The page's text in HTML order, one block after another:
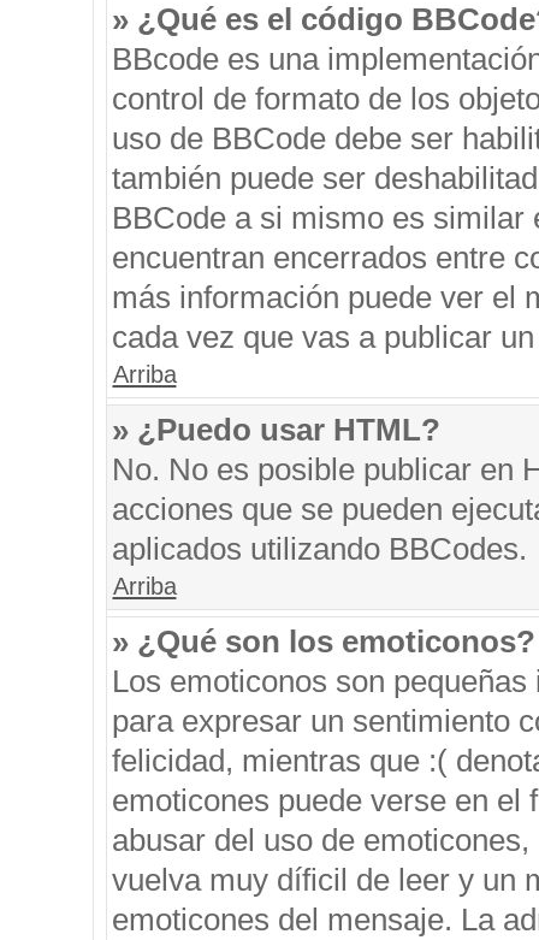
» ¿Qué es el código
BBcode es una
control de formato de los
uso de BBCode debe ser
también puede ser
BBCode a si mismo es
encuentran encerrados entre
más información puede ver el
cada vez que vas a publicar
Arriba
» ¿Puedo usar HTML?
No. No es posible publicar en
acciones que se pueden
aplicados utilizando BBCodes.
Arriba
» ¿Qué son los emoticonos?
Los emoticonos son
para expresar un sentimiento
felicidad, mientras que :(
emoticones puede verse en el
abusar del uso de
vuelva muy díficil de leer y un
emoticones del mensaje. La